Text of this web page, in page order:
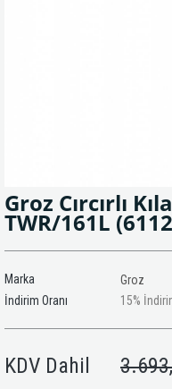
Groz Cırcırlı
TWR/161L
Marka
Groz
İndirim Oranı
%
15
KDV Dahil